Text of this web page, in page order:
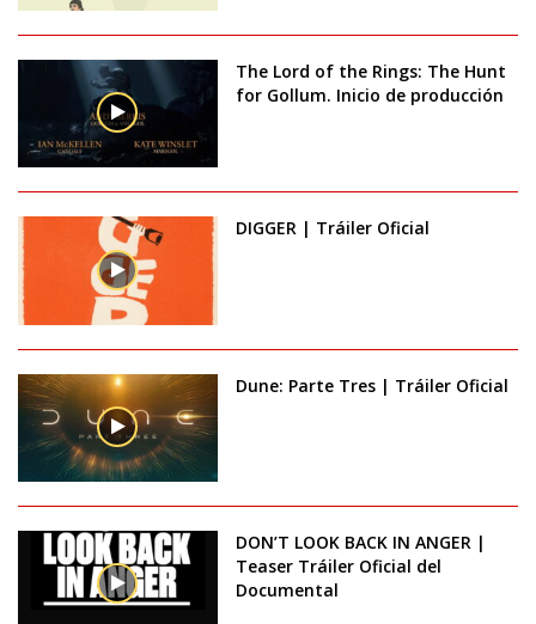
The Lord of the Rings: The Hunt
for Gollum. Inicio de producción
DIGGER | Tráiler Oficial
Dune: Parte Tres | Tráiler Oficial
DON’T LOOK BACK IN ANGER |
Teaser Tráiler Oficial del
Documental